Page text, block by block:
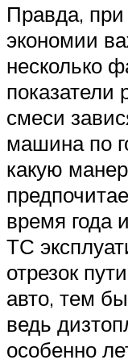
Правда, при
экономии
несколько
показатели
смеси
машина по
какую
время года
ТС
отрезок
авто, тем
ведь
особенно